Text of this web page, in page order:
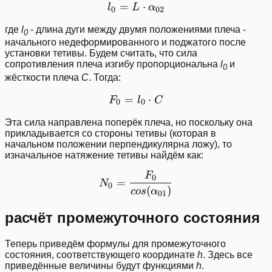
l_0 = L\cdot \alpha_{02}
l0 = L ⋅ α02
где l0 - длина дуги между двумя положениями плеча -
начального недеформированного и поджатого после
установки тетивы. Будем считать, что сила
сопротивления плеча изгибу пропорциональна l0 и
жёсткости плеча C. Тогда:
F_0 = l_0\cdot C
F0 = l0 ⋅ C
Эта сила направлена поперёк плеча, но поскольку она
прикладывается со стороны тетивы (которая в
начальном положении перпендикулярна ложу), то
изначальное натяжение тетивы найдём как:
N_0 =
N0 =
cos(α01)
F0
расчёт промежуточного состояния
Теперь приведём формулы для промежуточного
состояния, соответствующего координате h. Здесь все
приведённые величины будут функциями h.